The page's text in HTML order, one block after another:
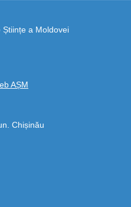
a Moldovei
AȘM
Chișinău